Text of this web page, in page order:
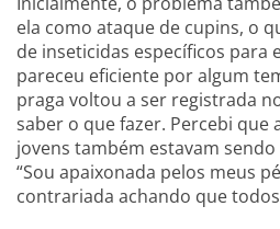
ela como ataque de cupins, o
de inseticidas específicos para
pareceu eficiente por algum
praga voltou a ser registrada
saber o que fazer. Percebi que
jovens também estavam sendo
“Sou apaixonada pelos meus
contrariada achando que